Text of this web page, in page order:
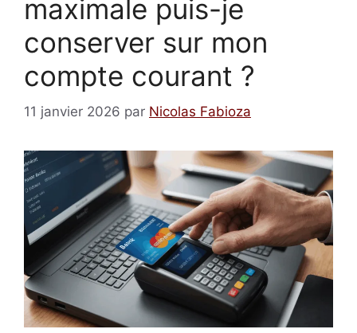
maximale puis-je
conserver sur mon
compte courant ?
11 janvier 2026 par Nicolas Fabioza